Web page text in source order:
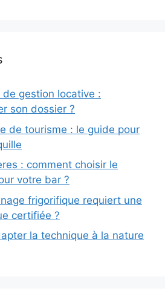
de gestion locative :
son dossier ?
de tourisme : le guide pour
: comment choisir le
votre bar ?
frigorifique requiert une
certifiée ?
la technique à la nature